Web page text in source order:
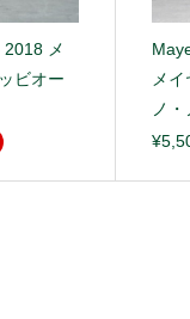
メ
ビオー
メ
ノ